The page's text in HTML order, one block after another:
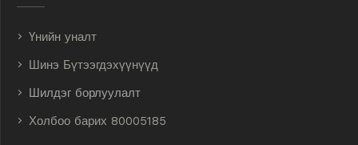
Үнийн уналт
Шинэ Бүтээгдэхүүнүүд
Шилдэг борлуулалт
Холбоо барих 80005185